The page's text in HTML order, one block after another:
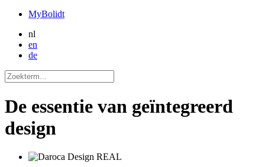
MyBolidt
nl
en
de
De essentie van geïntegreerd
design